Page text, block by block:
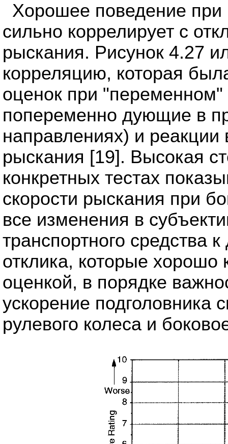
Хорошее поведение при
сильно коррелирует с
рыскания. Рисунок 4.27
корреляцию, которая
оценок при
попеременно дующие в
направлениях) и реакции
рыскания [19]. Высокая
конкретных тестах
скорости рыскания при
все изменения в
транспортного средства
отклика, которые хорошо
оценкой, в порядке
ускорение подголовника
рулевого колеса и